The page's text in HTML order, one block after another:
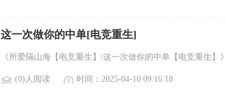
这一次做你的中单[电竞重生]
《所爱隔山海【电竞重生】/这一次做你的中单【电竞重生】
(0)人阅读 时间：2025-04-10 09:16:18